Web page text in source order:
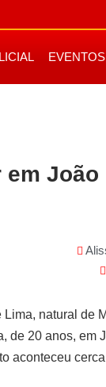
EVENTOS
natural
20 anos,
aconteceu